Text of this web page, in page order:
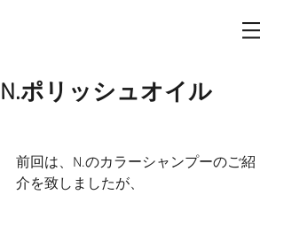
N.ポリッシュオイル
前回は、N.のカラーシャンプーのご紹
介を致しましたが、